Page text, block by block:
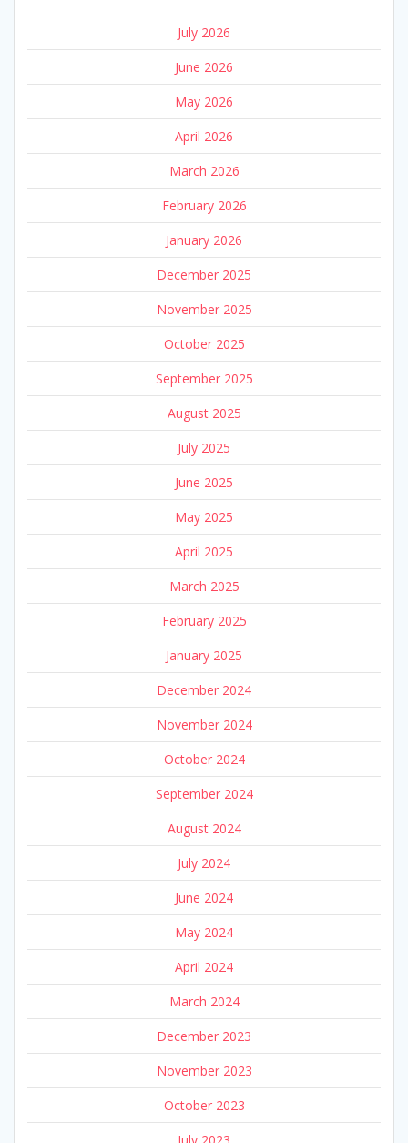
July 2026
June 2026
May 2026
April 2026
March 2026
February 2026
January 2026
December 2025
November 2025
October 2025
September 2025
August 2025
July 2025
June 2025
May 2025
April 2025
March 2025
February 2025
January 2025
December 2024
November 2024
October 2024
September 2024
August 2024
July 2024
June 2024
May 2024
April 2024
March 2024
December 2023
November 2023
October 2023